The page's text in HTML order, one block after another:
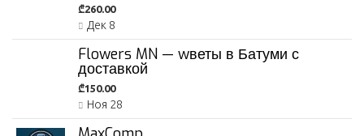
₾260.00
Дек 8
Flowers MN — wветы в Батуми с
доставкой
₾150.00
Ноя 28